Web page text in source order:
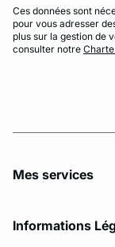
Ces données sont
pour vous adresser
plus sur la gestion de
consulter notre
Mes services
Informations